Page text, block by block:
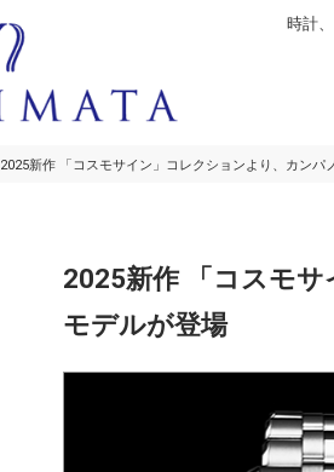
時計
2025新作 「コスモサイン」コレクションより、カンパ
2025新作 「コスモ
モデルが登場